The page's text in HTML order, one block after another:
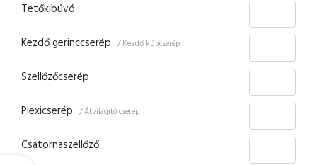
Tetőkibúvó
Kezdő gerinccserép / Kezdő kúpcserép
Szellőzőcserép
Plexicserép / Átvilágító cserép
Csatornaszellőző